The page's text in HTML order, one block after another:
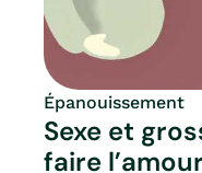
alerter : Mia vous
Épanouissement
Sexe et
faire